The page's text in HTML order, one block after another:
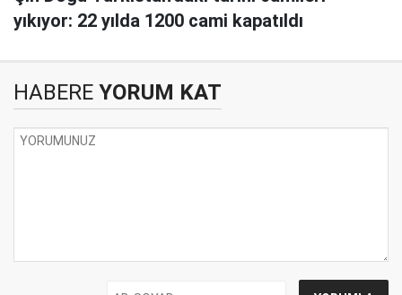
yıkıyor: 22 yılda 1200 cami kapatıldı
HABERE YORUM KAT